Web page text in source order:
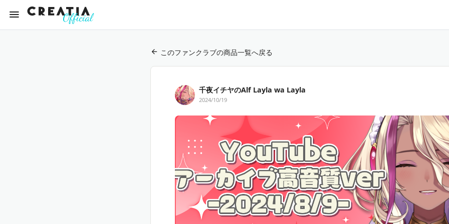
このファンクラブの商品一覧へ戻る
千夜イチヤのAlf Layla wa Layla
2024/10/19